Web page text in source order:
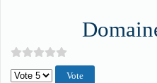
Veuillez voter